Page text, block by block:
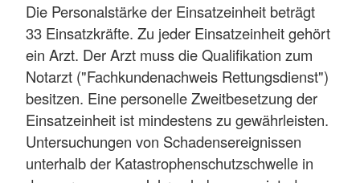
Die Personalstärke der Einsatzeinheit beträgt
33 Einsatzkräfte. Zu jeder Einsatzeinheit gehört
ein Arzt. Der Arzt muss die Qualifikation zum
Notarzt ("Fachkundenachweis Rettungsdienst")
besitzen. Eine personelle Zweitbesetzung der
Einsatzeinheit ist mindestens zu gewährleisten.
Untersuchungen von Schadensereignissen
unterhalb der Katastrophenschutzschwelle in